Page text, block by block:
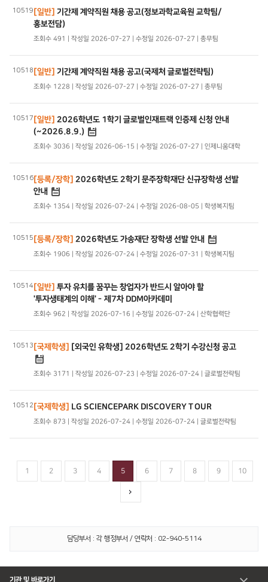
10519[일반] 기간제 계약직원 채용 공고(정보과학교육원 교학팀/
홍보전담)
조회수 491 | 작성일 2026-07-27 | 수정일 2026-07-27 | 총무팀
10518[일반] 기간제 계약직원 채용 공고(국제처 글로벌전략팀)
조회수 1228 | 작성일 2026-07-27 | 수정일 2026-07-27 | 총무팀
10517[일반] 2026학년도 1학기 글로벌인재트랙 인증제 신청 안내
(~2026.8.9.)
조회수 3036 | 작성일 2026-06-15 | 수정일 2026-07-27 | 인제니움대학
10516[등록/장학] 2026학년도 2학기 문주장학재단 신규장학생 선발
안내
조회수 1354 | 작성일 2026-07-24 | 수정일 2026-08-05 | 학생복지팀
10515[등록/장학] 2026학년도 가송재단 장학생 선발 안내
조회수 1906 | 작성일 2026-07-24 | 수정일 2026-07-31 | 학생복지팀
10514[일반] 투자 유치를 꿈꾸는 창업자가 반드시 알아야 할
'투자생태계의 이해' - 제7차 DDM아카데미
조회수 962 | 작성일 2026-07-16 | 수정일 2026-07-24 | 산학협력단
10513[국제학생] [외국인 유학생] 2026학년도 2학기 수강신청 공고
조회수 3171 | 작성일 2026-07-23 | 수정일 2026-07-24 | 글로벌전략팀
10512[국제학생] LG SCIENCEPARK DISCOVERY TOUR
조회수 873 | 작성일 2026-07-24 | 수정일 2026-07-24 | 글로벌전략팀
1 2 3 4 5 6 7 8 9 10
담당부서 : 각 행정부서 / 연락처 : 02-940-5114
기관 및 바로가기